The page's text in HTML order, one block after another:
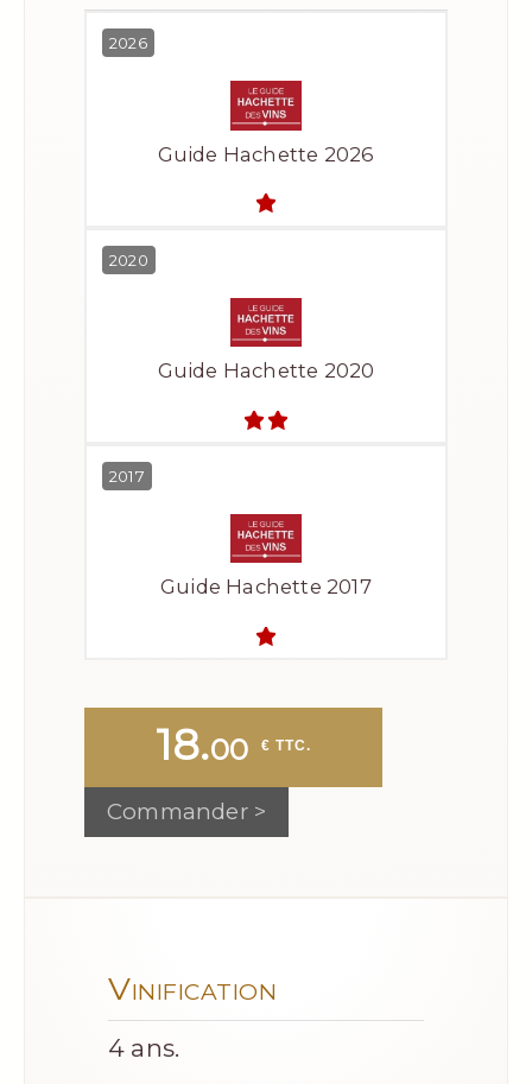
2026
Guide Hachette 2026
2020
Guide Hachette 2020
2017
Guide Hachette 2017
18.00  € TTC.
Commander >
Vinification
4 ans.